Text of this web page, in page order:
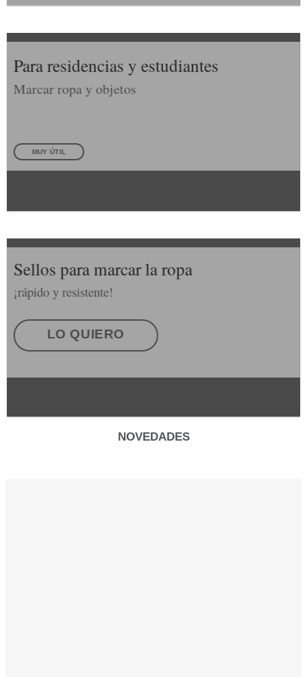
Para residencias y estudiantes
Marcar ropa y objetos
MUY ÚTIL
Sellos para marcar la ropa
¡rápido y resistente!
LO QUIERO
NOVEDADES